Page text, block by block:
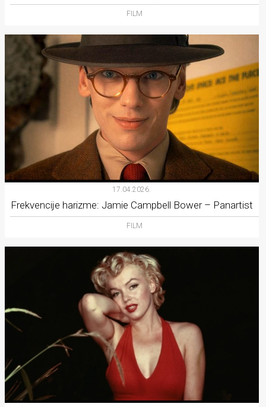
FILM
17.04.2026.
Frekvencije harizme: Jamie Campbell Bower – Panartist
FILM